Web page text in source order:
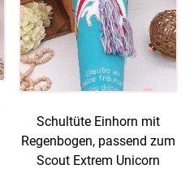
Schultüte Einhorn mit
Regenbogen, passend zum
Scout Extrem Unicorn